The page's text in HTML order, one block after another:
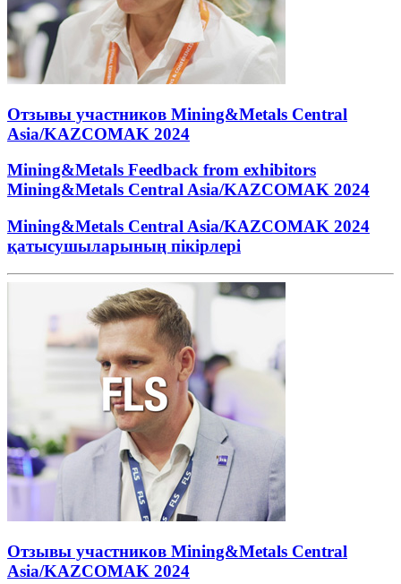
Отзывы участников Mining&Metals Central
Asia/KAZCOMAK 2024
Mining&Metals Feedback from exhibitors
Mining&Metals Central Asia/KAZCOMAK 2024
Mining&Metals Central Asia/KAZCOMAK 2024
қатысушыларының пікірлері
Отзывы участников Mining&Metals Central
Asia/KAZCOMAK 2024